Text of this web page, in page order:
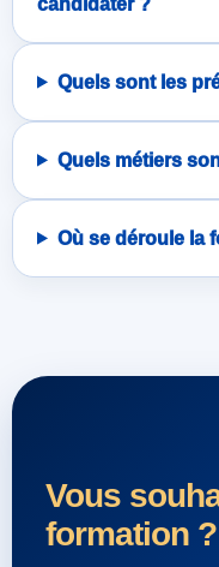
Quels sont les
Quels métiers
Où se déroule la
Vous
formation ?